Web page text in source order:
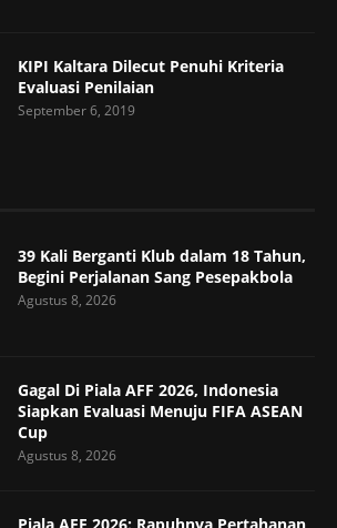
KIPI Kaltara Dilecut Penuhi Kriteria
Evaluasi Penilaian
September 6, 2019
39 Kali Berganti Klub dalam 18 Tahun,
Begini Perjalanan Sang Pesepakbola
Agustus 8, 2026
Gagal Di Piala AFF 2026, Indonesia
Siapkan Evaluasi Menuju FIFA ASEAN
Cup
Agustus 8, 2026